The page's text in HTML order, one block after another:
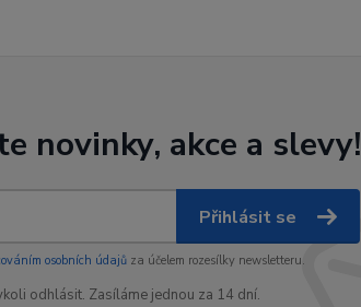
novinky, akce a slevy!
Přihlásit se
osobních údajůza účelem rozesílky newsletteru.
odhlásit. Zasíláme jednou za 14 dní.